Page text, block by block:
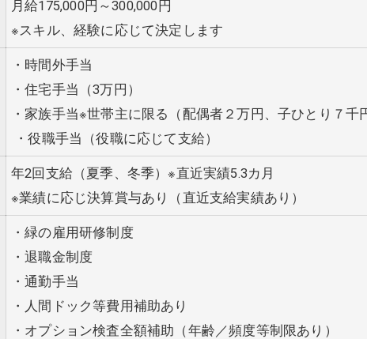
月給175,000円～300,000円
※スキル、経験に応じて決定します
・時間外手当
・住宅手当（3万円）
・家族手当※世帯主に限る（配偶者２万円、子ひとり７千
・役職手当（役職に応じて支給）
年2回支給（夏季、冬季）※直近実績5.3カ月
※業績に応じ決算賞与あり（直近支給実績あり）
・緑の雇用研修制度
・退職金制度
・通勤手当
・人間ドック等費用補助あり
・オプション検査全額補助（年齢／頻度等制限あり）